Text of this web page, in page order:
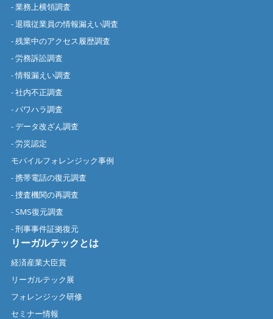
- 業務上横領調査
- 退職従業員の情報漏えい調査
- 残業中のアクセス履歴調査
- 労務訴訟調査
- 情報漏えい調査
- 社内不正調査
- パワハラ調査
- データ改ざん調査
- 労災認定
モバイルフォレンジック事例
- 携帯電話の復元調査
- 捜査機関の再調査
- SMS復元調査
- 刑事事件証拠復元
リーガルテックとは
経済産業大臣賞
リーガルテック展
フォレンジック研修
セミナー情報